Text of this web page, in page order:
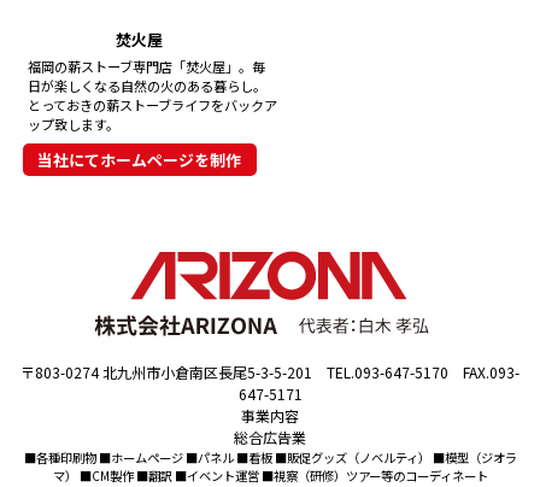
焚火屋
福岡の薪ストーブ専門店「焚火屋」。毎
日が楽しくなる自然の火のある暮らし。
とっておきの薪ストーブライフをバックア
ップ致します。
当社にてホームページを制作
〒803-0274 北九州市小倉南区長尾5-3-5-201 TEL.093-647-5170 FAX.093-
647-5171
事業内容
総合広告業
■各種印刷物 ■ホームページ ■パネル ■看板 ■販促グッズ（ノベルティ） ■模型（ジオラ
マ） ■CM製作 ■翻訳 ■イベント運営 ■視察（研修）ツアー等のコーディネート